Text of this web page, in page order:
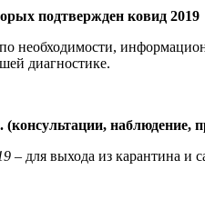
подтвержден ковид 2019
необходимости,
диагностике.
(консультации, наблюдение,
– для выхода из карантина и